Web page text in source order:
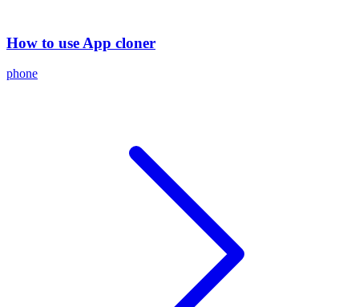
How to use App cloner
phone